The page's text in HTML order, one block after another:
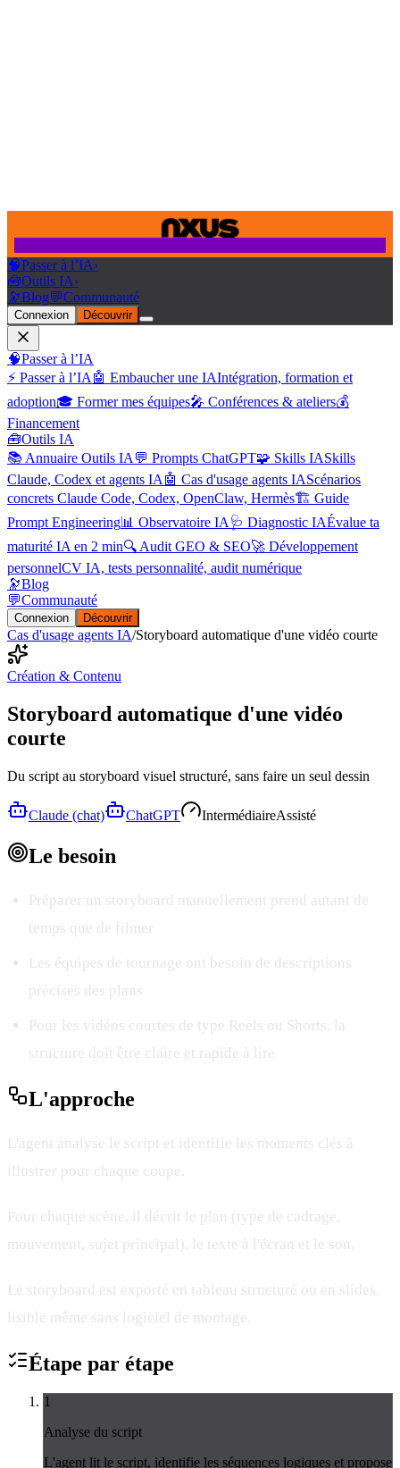
🧠Passer à l’IA›
🧰Outils IA›
🔭Blog💬Communauté
Connexion Découvrir
🧠Passer à l’IA
⚡ Passer à l’IA 🤖 Embaucher une IAIntégration, formation et
adoption🎓 Former mes équipes🎤 Conférences & ateliers💰
Financement
🧰Outils IA
📚 Annuaire Outils IA 💬 Prompts ChatGPT🧩 Skills IASkills
Claude, Codex et agents IA 🤖 Cas d'usage agents IAScénarios
concrets Claude Code, Codex, OpenClaw, Hermès🏗️ Guide
Prompt Engineering📊 Observatoire IA 🩺 Diagnostic IAÉvalue ta
maturité IA en 2 min🔍 Audit GEO & SEO🚀 Développement
personnelCV IA, tests personnalité, audit numérique
🔭Blog
💬Communauté
Connexion Découvrir
Cas d'usage agents IA/Storyboard automatique d'une vidéo courte
Création & Contenu
Storyboard automatique d'une vidéo
courte
Du script au storyboard visuel structuré, sans faire un seul dessin
Claude (chat) ChatGPT IntermédiaireAssisté
Le besoin
Préparer un storyboard manuellement prend autant de
temps que de filmer
Les équipes de tournage ont besoin de descriptions
précises des plans
Pour les vidéos courtes de type Reels ou Shorts, la
structure doit être claire et rapide à lire
L'approche
L'agent analyse le script et identifie les moments clés à
illustrer pour chaque coupe.
Pour chaque scène, il décrit le plan (type de cadrage,
mouvement, sujet principal), le texte à l'écran et le son.
Le storyboard est exporté en tableau structuré ou en slides,
lisible même sans logiciel de montage.
Étape par étape
1
Analyse du script
L'agent lit le script, identifie les séquences logiques et propose